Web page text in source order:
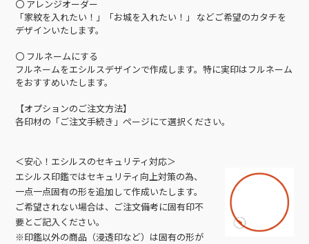
〇 アレンジオーダー
「家紋を入れたい！」「お城を入れたい！」 などご希望のカタチを
デザインいたします。
〇 フルネームにする
フルネームをエシルスデザインで作成します。特に実印はフルネーム
をおすすめいたします。
【オプションのご注文方法】
各印材の「ご注文手続き」ページにて選択ください。
＜安心！エシルスのセキュリティ対応＞
エシルス印鑑ではセキュリティ向上対策の為、
一点一点固有の形を追加して作成いたします。
ご希望されない場合は、ご注文備考に固有印不
要とご記入ください。
※印鑑以外の商品（浸透印など）は固有の形が